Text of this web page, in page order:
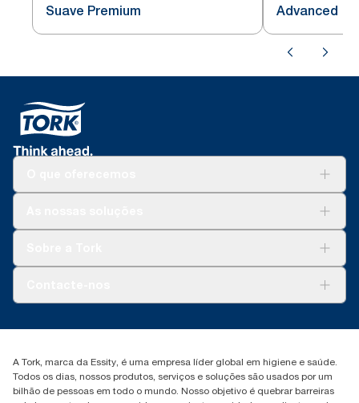
Suave Premium
Advanced
+351 218 985 110
A Tork, marca da Essity, é uma empresa líder global em higiene e saúde.
Todos os dias, nossos produtos, serviços e soluções são usados por um
bilhão de pessoas em todo o mundo. Nosso objetivo é quebrar barreiras